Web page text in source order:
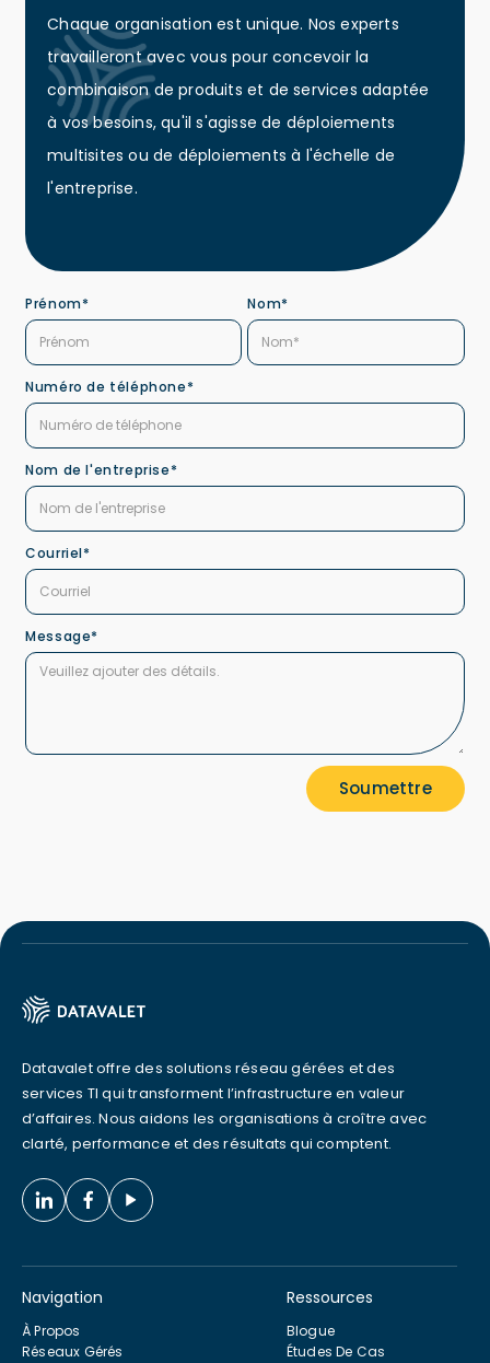
Chaque organisation est unique. Nos experts
travailleront avec vous pour concevoir la
combinaison de produits et de services adaptée
à vos besoins, qu'il s'agisse de déploiements
multisites ou de déploiements à l'échelle de
l'entreprise.
Prénom* Nom*
Numéro de téléphone*
Nom de l'entreprise*
Courriel*
Message*
Datavalet offre des solutions réseau gérées et des
services TI qui transforment l’infrastructure en valeur
d’affaires. Nous aidons les organisations à croître avec
clarté, performance et des résultats qui comptent.
Navigation
À Propos
Réseaux Gérés
Ressources
Blogue
Études De Cas